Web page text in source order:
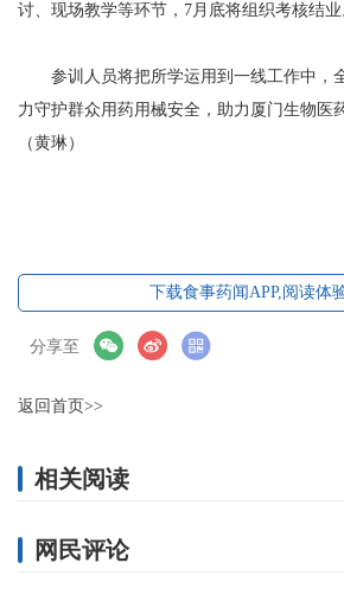
讨、现场教学等环节，7月底将组织考核结业
参训人员将把所学运用到一线工作中，
力守护群众用药用械安全，助力厦门生物医
（黄琳）
下载食事药闻APP,阅读体
分享至
返回首页>>
相关阅读
网民评论